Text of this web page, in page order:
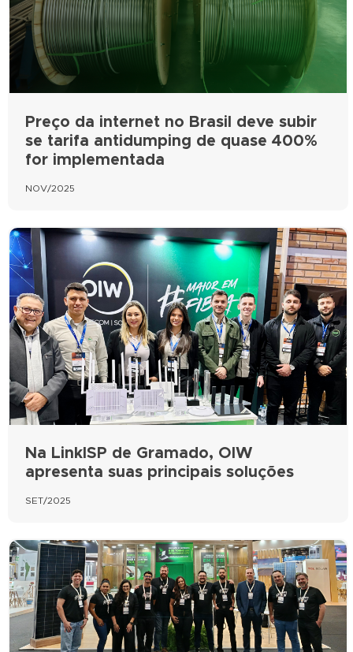
Preço da internet no Brasil deve subir
se tarifa antidumping de quase 400%
for implementada
NOV/2025
Na LinkISP de Gramado, OIW
apresenta suas principais soluções
SET/2025